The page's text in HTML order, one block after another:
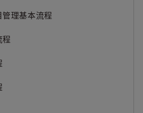
管理基本流程
程